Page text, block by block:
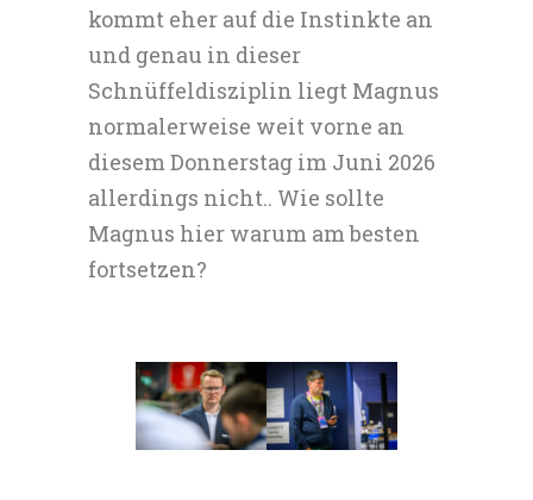
kommt eher auf die Instinkte an
und genau in dieser
Schnüffeldisziplin liegt Magnus
normalerweise weit vorne an
diesem Donnerstag im Juni 2026
allerdings nicht.. Wie sollte
Magnus hier warum am besten
fortsetzen?